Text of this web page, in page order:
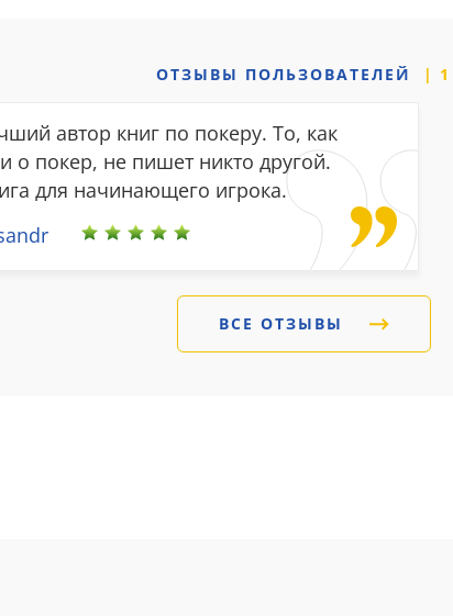
ОТЗЫВЫ ПОЛЬЗОВАТЕЛЕЙ 1
автор книг по покеру. То, как
о покер, не пишет никто другой.
для начинающего игрока.
ВСЕ ОТЗЫВЫ